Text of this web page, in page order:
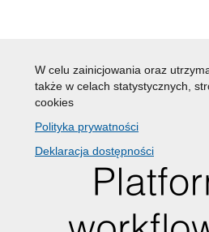
W celu zainicjowania oraz
także w celach statystycznych,
cookies
Polityka prywatności
Deklaracja dostępności